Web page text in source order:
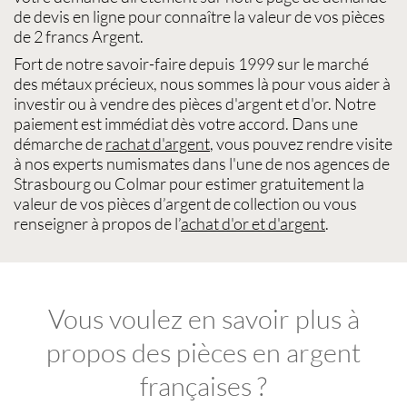
de devis en ligne pour connaître lavaleur de vos pièces
de 2 francs Argent.
Fort de notre savoir-faire depuis 1999 sur lemarché
des métaux précieux, nous sommes là pour vous aider à
investir ou àvendre des pièces d'argentet d'or. Notre
paiement est immédiat dès votre accord. Dans une
démarche derachat d'argent, vous pouvez rendre visite
à nos experts numismatesdans l'une de nos agences de
Strasbourgou Colmarpour estimer gratuitement la
valeur de vos pièces d’argent de collectionou vous
renseigner à propos de l’achat d'or et d'argent.
Vous voulez en savoir plus à
propos des pièces en argent
françaises ?